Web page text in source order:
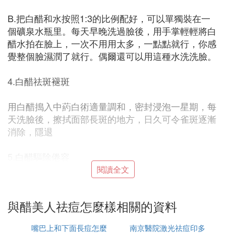
B.把白醋和水按照1:3的比例配好，可以單獨裝在一
個礦泉水瓶里。每天早晚洗過臉後，用手掌輕輕將白
醋水拍在臉上，一次不用用太多，一點點就行，你感
覺整個臉濕潤了就行。偶爾還可以用這種水洗洗臉。
4.白醋祛斑褪斑
用白醋搗入中葯白術適量調和，密封浸泡一星期，每
天洗臉後，擦拭面部長斑的地方，日久可令雀斑逐漸
消除，隱退
用於盆浴，在溫水中加入1-2湯匙食醋，洗澡後不僅
神，面部也顯得很紅潤。
6.白醋還能抑制頭屑
閱讀全文
與醋美人祛痘怎麼樣相關的資料
嘴巴上和下面長痘怎麼
南京醫院激光祛痘印多